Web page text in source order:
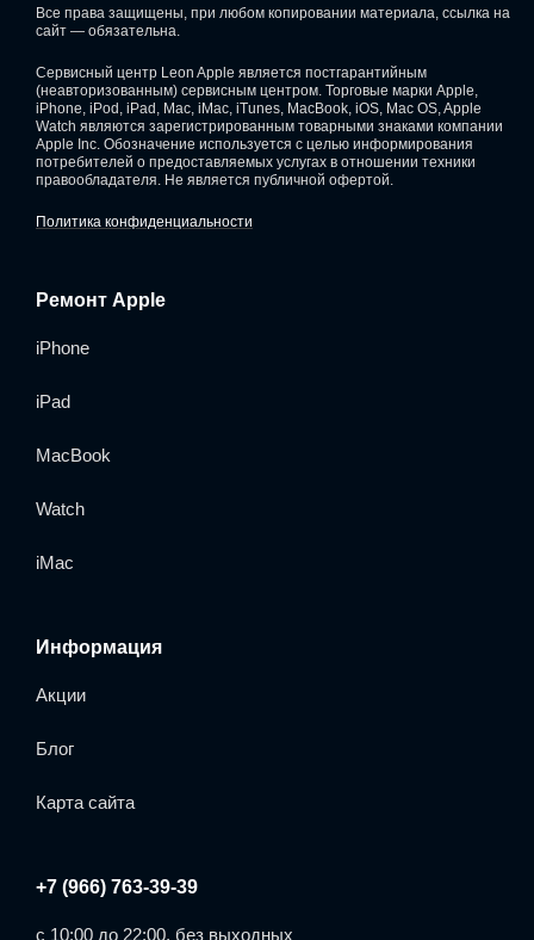
Все права защищены, при любом копировании материала, ссылка на
сайт — обязательна.
Сервисный центр Leon Apple является постгарантийным
(неавторизованным) сервисным центром. Торговые марки Apple,
iPhone, iPod, iPad, Mac, iMac, iTunes, MacBook, iOS, Mac OS, Apple
Watch являются зарегистрированным товарными знаками компании
Apple Inc. Обозначение используется с целью информирования
потребителей о предоставляемых услугах в отношении техники
правообладателя. Не является публичной офертой.
Политика конфиденциальности
Ремонт Apple
iPhone
iPad
MacBook
Watch
iMac
Информация
Акции
Блог
Карта сайта
+7 (966) 763-39-39
с 10:00 до 22:00, без выходных